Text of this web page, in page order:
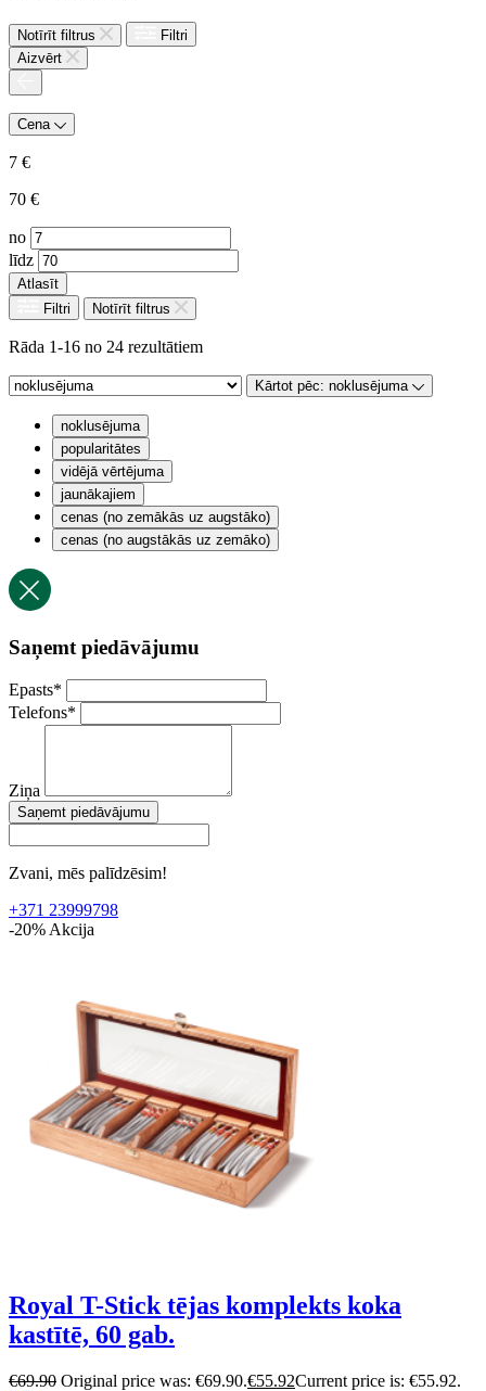
Notīrīt filtrus
Filtri
Aizvērt
Cena
7 €
70 €
no
līdz
Atlasīt
Filtri
Notīrīt filtrus
Rāda 1-16 no 24 rezultātiem
Kārtot pēc: noklusējuma
noklusējuma
popularitātes
vidējā vērtējuma
jaunākajiem
cenas (no zemākās uz augstāko)
cenas (no augstākās uz zemāko)
Saņemt piedāvājumu
Epasts*
Telefons*
Ziņa
Saņemt piedāvājumu
Zvani, mēs palīdzēsim!
+371 23999798
-20% Akcija
Royal T-Stick tējas komplekts koka
kastītē, 60 gab.
€69.90 Original price was: €69.90.€55.92Current price is: €55.92.